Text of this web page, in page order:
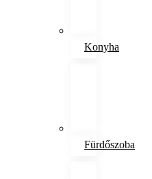
Konyha
Fürdőszoba